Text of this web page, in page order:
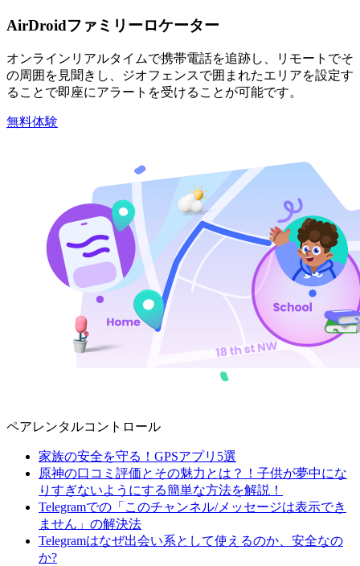
AirDroidファミリーロケーター
オンラインリアルタイムで携帯電話を追跡し、リモートでそ
の周囲を見聞きし、ジオフェンスで囲まれたエリアを設定す
ることで即座にアラートを受けることが可能です。
無料体験
ペアレンタルコントロール
家族の安全を守る！GPSアプリ5選
原神の口コミ評価とその魅力とは？！子供が夢中にな
りすぎないようにする簡単な方法を解説！
Telegramでの「このチャンネル/メッセージは表示でき
ません」の解決法
Telegramはなぜ出会い系として使えるのか、安全なの
か?